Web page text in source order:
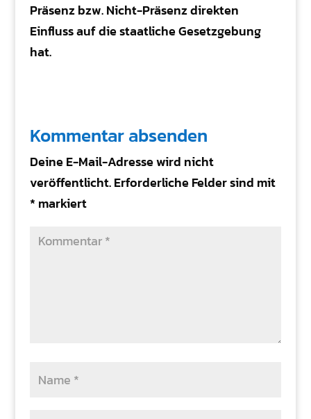
Präsenz bzw. Nicht-Präsenz direkten
Einfluss auf die staatliche Gesetzgebung
hat.
Kommentar absenden
Deine E-Mail-Adresse wird nicht
veröffentlicht. Erforderliche Felder sind mit
* markiert